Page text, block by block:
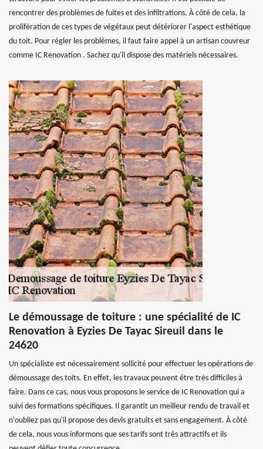
rencontrer des problèmes de fuites et des infiltrations. À côté de cela, la
prolifération de ces types de végétaux peut détériorer l'aspect esthétique
du toit. Pour régler les problèmes, il faut faire appel à un artisan couvreur
comme IC Renovation . Sachez qu'il dispose des matériels nécessaires.
Le démoussage de toiture : une spécialité de IC
Renovation à Eyzies De Tayac Sireuil dans le
24620
Un spécialiste est nécessairement sollicité pour effectuer les opérations de
démoussage des toits. En effet, les travaux peuvent être très difficiles à
faire. Dans ce cas, nous vous proposons le service de IC Renovation qui a
suivi des formations spécifiques. Il garantit un meilleur rendu de travail et
n'oubliez pas qu'il propose des devis gratuits et sans engagement. À côté
de cela, nous vous informons que ses tarifs sont très attractifs et ils